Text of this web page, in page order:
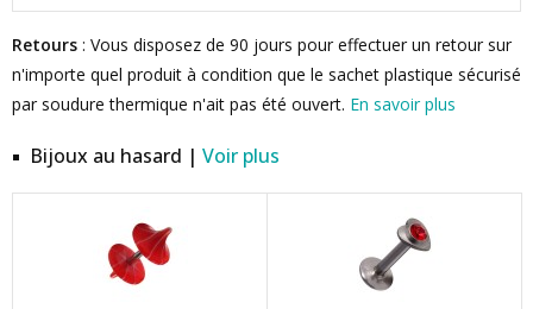
Retours : Vous disposez de 90 jours pour effectuer un retour sur
n'importe quel produit à condition que le sachet plastique sécurisé
par soudure thermique n'ait pas été ouvert. En savoir plus
Bijoux au hasard | Voir plus